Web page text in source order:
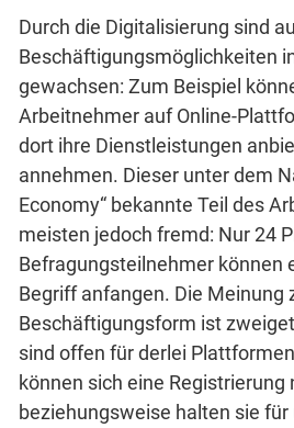
Durch die Digitalisierung sind
Beschäftigungsmöglichkeiten
gewachsen: Zum Beispiel
Arbeitnehmer auf Online-
dort ihre Dienstleistungen
annehmen. Dieser unter dem
Economy“ bekannte Teil des
meisten jedoch fremd: Nur 24
Befragungsteilnehmer können
Begriff anfangen. Die Meinung
Beschäftigungsform ist
sind offen für derlei
können sich eine Registrierung
beziehungsweise halten sie